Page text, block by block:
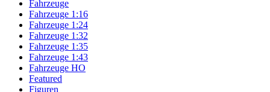
Fahrzeuge
Fahrzeuge 1:16
Fahrzeuge 1:24
Fahrzeuge 1:32
Fahrzeuge 1:35
Fahrzeuge 1:43
Fahrzeuge HO
Featured
Figuren